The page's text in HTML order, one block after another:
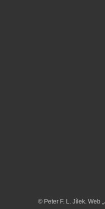
© Peter F. L. Jílek. Web